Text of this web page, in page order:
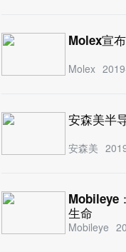
Molex宣
Molex
安森美半
安森美
Mobileye
生命
Mobileye